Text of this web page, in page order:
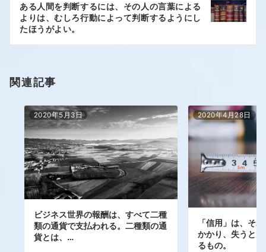
ある人間を判断するには、その人の言葉による
よりは、むしろ行動によって判断するようにし
たほうがよい。
関連記事
2020年5月3日
ビジネス世界の報酬は、すべて二種
類の通貨で支払われる。二種類の通
貨とは、…
2020年4月28日
「信用」は、そ
かかり、失うと
るもの。